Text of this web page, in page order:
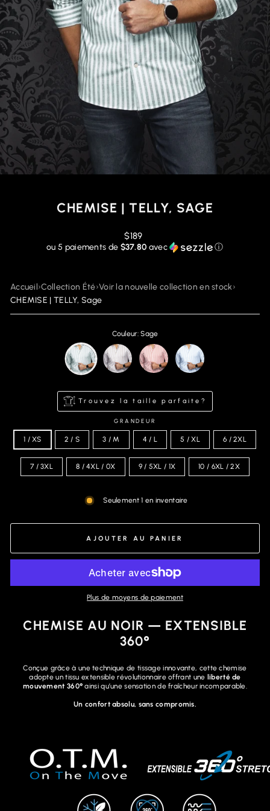
CHEMISE | TELLY, SAGE
Prix
régulier
$189
ou 5 paiements de $37.80 avec ⓘ
Accueil›Collection Été›Voir la nouvelle collection en stock›
CHEMISE | TELLY, Sage
Couleur: Sage
Trouvez la taille parfaite?
GRANDEUR
1 / XS 2 / S 3 / M 4 / L 5 / XL 6 / 2XL
7 / 3XL 8 / 4XL / 0X 9 / 5XL / 1X 10 / 6XL / 2X
Seulement 1 en inventaire
AJOUTER AU PANIER
Plus de moyens de paiement
CHEMISE AU NOIR — EXTENSIBLE
360°
Conçue grâce à une technique de tissage innovante, cette chemise
adopte un tissu extensible révolutionnaire offrant une liberté de
mouvement 360° ainsi qu’une sensation de fraîcheur incomparable.
Un confort absolu, sans compromis.